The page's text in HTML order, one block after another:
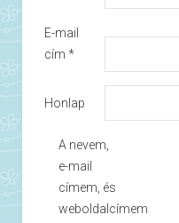
E-mail
cím *
Honlap
A nevem,
e-mail
címem, és
weboldalcímem